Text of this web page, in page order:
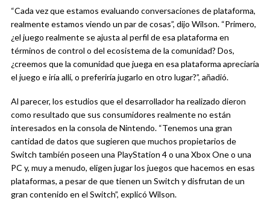
“Cada vez que estamos evaluando conversaciones de plataforma,
realmente estamos viendo un par de cosas”, dijo Wilson. “Primero,
¿el juego realmente se ajusta al perfil de esa plataforma en
términos de control o del ecosistema de la comunidad? Dos,
¿creemos que la comunidad que juega en esa plataforma apreciaría
el juego e iría allí, o preferiría jugarlo en otro lugar?”, añadió.
Al parecer, los estudios que el desarrollador ha realizado dieron
como resultado que sus consumidores realmente no están
interesados en la consola de Nintendo. “Tenemos una gran
cantidad de datos que sugieren que muchos propietarios de
Switch también poseen una PlayStation 4 o una Xbox One o una
PC y, muy a menudo, eligen jugar los juegos que hacemos en esas
plataformas, a pesar de que tienen un Switch y disfrutan de un
gran contenido en el Switch”, explicó Wilson.